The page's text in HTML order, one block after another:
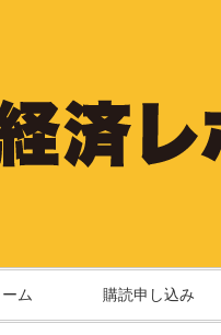
ム 購読申し込み